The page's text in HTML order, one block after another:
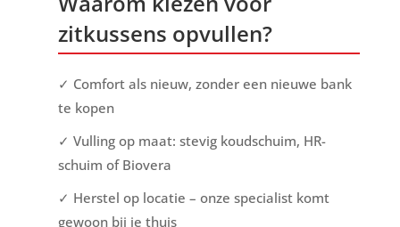
zitkussens opvullen?
✓ Comfort als nieuw, zonder een nieuwe bank
te kopen
✓ Vulling op maat: stevig koudschuim, HR-
schuim of Biovera
✓ Herstel op locatie – onze specialist komt
gewoon bij je thuis